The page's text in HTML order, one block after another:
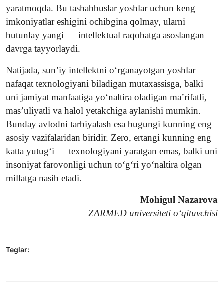
yaratmoqda. Bu tashabbuslar yoshlar uchun keng
imkoniyatlar eshigini ochibgina qolmay, ularni
butunlay yangi — intellektual raqobatga asoslangan
davrga tayyorlaydi.
Natijada, sun’iy intellektni o‘rganayotgan yoshlar
nafaqat texnologiyani biladigan mutaxassisga, balki
uni jamiyat manfaatiga yo‘naltira oladigan ma’rifatli,
mas’uliyatli va halol yetakchiga aylanishi mumkin.
Bunday avlodni tarbiyalash esa bugungi kunning eng
asosiy vazifalaridan biridir. Zero, ertangi kunning eng
katta yutug‘i — texnologiyani yaratgan emas, balki uni
insoniyat farovonligi uchun to‘g‘ri yo‘naltira olgan
millatga nasib etadi.
Mohigul Nazarova
ZARMED universiteti o‘qituvchisi
Teglar: